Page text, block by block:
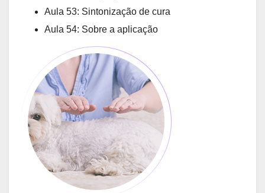
Aula 53: Sintonização de cura
Aula 54: Sobre a aplicação